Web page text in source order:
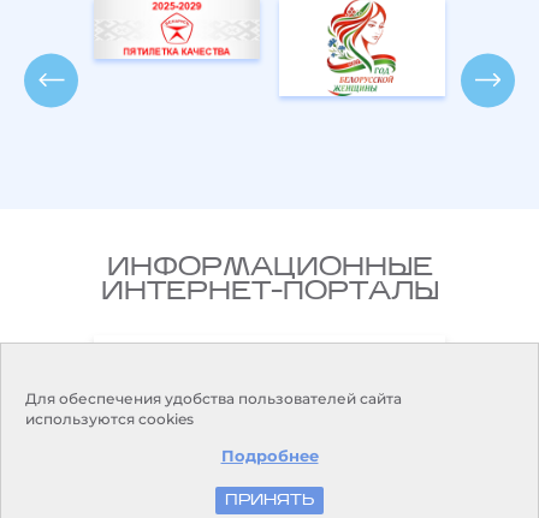
ИНФОРМАЦИОННЫЕ
ИНТЕРНЕТ-ПОРТАЛЫ
Беларусь
Для обеспечения удобства пользователей сайта
используются cookies
Подробнее
ПРИНЯТЬ